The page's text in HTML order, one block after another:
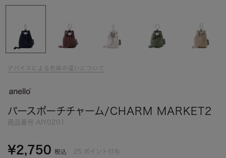
デバイスによる色味の違いについて
パースポーチチャーム/CHARM MARKET2
商品番号 AIY0201
¥2,750 税込 25 ポイント付与